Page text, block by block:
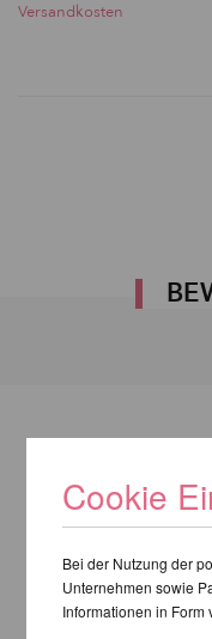
Versandkosten
Cookie
Bei der Nutzung der
Unternehmen sowie
Informationen in